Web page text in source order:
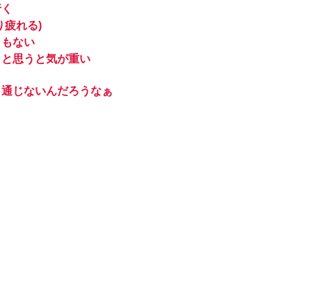
疲れる)
ない
思うと気が重い
じないんだろうなぁ